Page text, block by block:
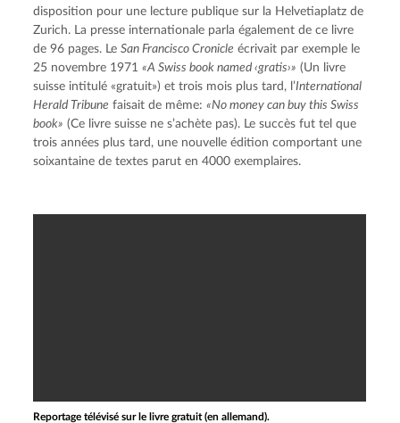
disposition pour une lecture publique sur la Helvetiaplatz de
Zurich. La presse internationale parla également de ce livre
de 96 pages. Le San Francisco Cronicle écrivait par exemple le
25 novembre 1971 «A Swiss book named ‹gratis›» (Un livre
suisse intitulé «gratuit») et trois mois plus tard, l’International
Herald Tribune faisait de même: «No money can buy this Swiss
book» (Ce livre suisse ne s’achète pas). Le succès fut tel que
trois années plus tard, une nouvelle édition comportant une
soixantaine de textes parut en 4000 exemplaires.
Reportage télévisé sur le livre gratuit (en allemand).